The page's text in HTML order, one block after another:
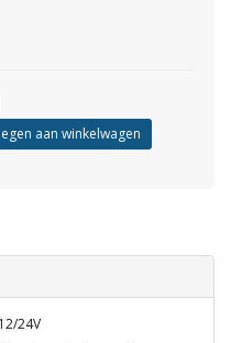
aan winkelwagen
24V